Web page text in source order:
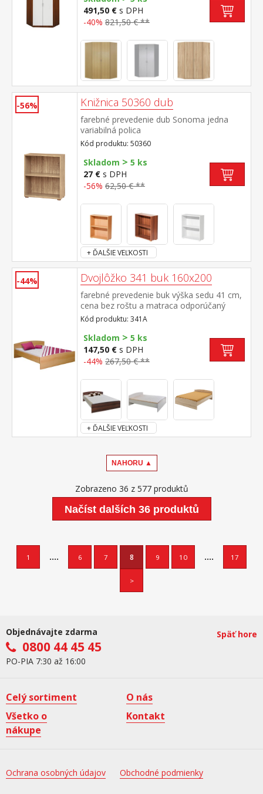
491,50 € s DPH
-40% 821,50 € **
-56% Knižnica 50360 dub
farebné prevedenie dub Sonoma jedna
variabilná polica
Kód produktu: 50360
Skladom > 5 ks
27 € s DPH
-56% 62,50 € **
+ ĎALŠIE VEĽKOSTI
-44% Dvojlôžko 341 buk 160x200
farebné prevedenie buk výška sedu 41 cm,
cena bez roštu a matraca odporúčaný
rozmer matraca 160 × 200 cm alebo 2 kusy
80 × 200 cm a rošt R2 k dvojlôžku možné
dokúpiť úložný priestor 147A
Kód produktu: 341A
Skladom > 5 ks
147,50 € s DPH
-44% 267,50 € **
+ ĎALŠIE VEĽKOSTI
NAHORU ▲
Zobrazeno 36 z 577 produktů
Načíst dalších 36 produktů
1 .... 6 7 8 9 10 .... 17
>
Objednávajte zdarma
0800 44 45 45
PO-PIA 7:30 až 16:00
Späť hore
Celý sortiment
O nás
Všetko o
nákupe
Kontakt
Ochrana osobných údajov Obchodné podmienky